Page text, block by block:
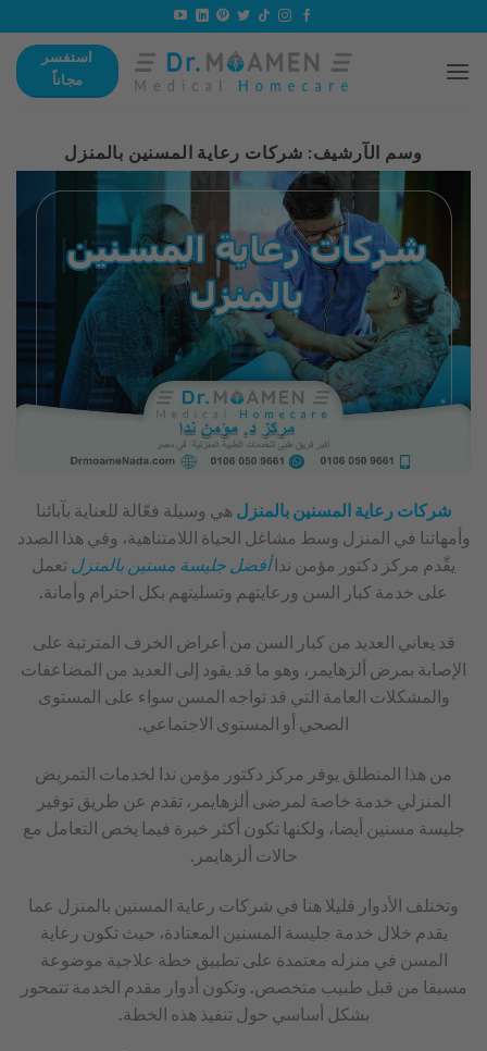
استفسر
مجاناً
وسم الآرشيف: شركات رعاية المسنين بالمنزل
شركات رعاية المسنين بالمنزل هي وسيلة فعّالة للعناية بآبائنا
وأمهاتنا في المنزل وسط مشاغل الحياة اللامتناهية، وفي هذا الصدد
يقّدم مركز دكتور مؤمن نداأفضل جليسة مسنين بالمنزل تعمل
على خدمة كبار السن ورعايتهم وتسليتهم بكل احترام وأمانة.
قد يعاني العديد من كبار السن من أعراض الخرف المترتبة على
الإصابة بمرض ألزهايمر، وهو ما قد يقود إلى العديد من المضاعفات
والمشكلات العامة التي قد تواجه المسن سواء على المستوى
الصحي أو المستوى الاجتماعي.
من هذا المنطلق يوفر مركز دكتور مؤمن ندا لخدمات التمريض
المنزلي خدمة خاصة لمرضى ألزهايمر، تقدم عن طريق توفير
جليسة مسنين أيضا، ولكنها تكون أكثر خبرة فيما يخص التعامل مع
حالات ألزهايمر.
وتختلف الأدوار قليلا هنا في شركات رعاية المسنين بالمنزل عما
يقدم خلال خدمة جليسة المسنين المعتادة، حيث تكون رعاية
المسن في منزله معتمدة على تطبيق خطة علاجية موضوعة
مسبقا من قبل طبيب متخصص. وتكون أدوار مقدم الخدمة تتمحور
بشكل أساسي حول تنفيذ هذه الخطة.